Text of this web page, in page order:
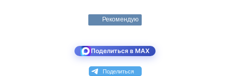
Рекомендую
Поделиться в MAX
Поделиться